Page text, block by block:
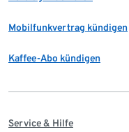
Mobilfunkvertrag kündigen
Kaffee-Abo kündigen
Service & Hilfe